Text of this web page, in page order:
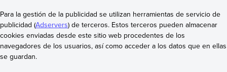
Para la gestión de la publicidad se utilizan herramientas de servicio de
publicidad (Adservers) de terceros. Estos terceros pueden almacenar
cookies enviadas desde este sitio web procedentes de los
navegadores de los usuarios, así como acceder a los datos que en ellas
se guardan.